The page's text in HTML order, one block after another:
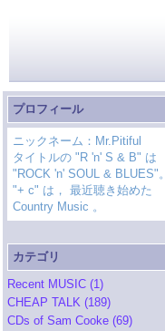
プロフィール
ニックネーム：Mr.Pitiful
タイトルの "R 'n' S & B" は
"ROCK 'n' SOUL & BLUES"。
"+ c" は， 最近聴き始めた
Country Music 。
カテゴリ
Recent MUSIC (1)
CHEAP TALK (189)
CDs of Sam Cooke (69)